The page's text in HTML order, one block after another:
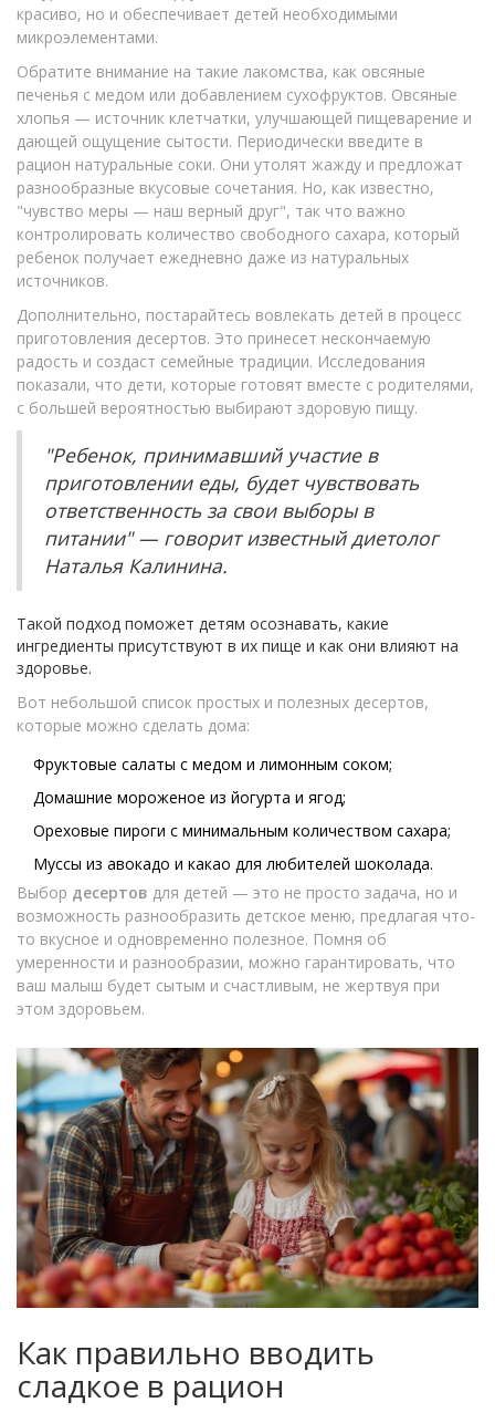
красиво, но и обеспечивает детей необходимыми
микроэлементами.
Обратите внимание на такие лакомства, как овсяные
печенья с медом или добавлением сухофруктов. Овсяные
хлопья — источник клетчатки, улучшающей пищеварение и
дающей ощущение сытости. Периодически введите в
рацион натуральные соки. Они утолят жажду и предложат
разнообразные вкусовые сочетания. Но, как известно,
"чувство меры — наш верный друг", так что важно
контролировать количество свободного сахара, который
ребенок получает ежедневно даже из натуральных
источников.
Дополнительно, постарайтесь вовлекать детей в процесс
приготовления десертов. Это принесет нескончаемую
радость и создаст семейные традиции. Исследования
показали, что дети, которые готовят вместе с родителями,
с большей вероятностью выбирают здоровую пищу.
"Ребенок, принимавший участие в
приготовлении еды, будет чувствовать
ответственность за свои выборы в
питании" — говорит известный диетолог
Наталья Калинина.
Такой подход поможет детям осознавать, какие
ингредиенты присутствуют в их пище и как они влияют на
здоровье.
Вот небольшой список простых и полезных десертов,
которые можно сделать дома:
Фруктовые салаты с медом и лимонным соком;
Домашние мороженое из йогурта и ягод;
Ореховые пироги с минимальным количеством сахара;
Муссы из авокадо и какао для любителей шоколада.
Выбор десертов для детей — это не просто задача, но и
возможность разнообразить детское меню, предлагая что-
то вкусное и одновременно полезное. Помня об
умеренности и разнообразии, можно гарантировать, что
ваш малыш будет сытым и счастливым, не жертвуя при
этом здоровьем.
Как правильно вводить
сладкое в рацион